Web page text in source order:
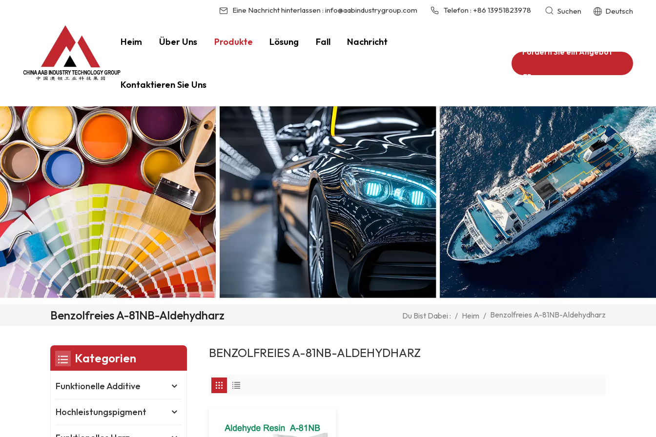
Eine Nachricht hinterlassen : info@aabindustrygroup.com Telefon : +86 13951823978 Suchen Deutsch
Heim Über Uns Produkte Lösung Fall Nachricht
Kontaktieren Sie Uns
Fordern Sie ein Angebot
an
Benzolfreies A-81NB-Aldehydharz Du Bist Dabei : / Heim / Benzolfreies A-81NB-Aldehydharz
BENZOLFREIES A-81NB-ALDEHYDHARZ
Kategorien
Funktionelle Additive
Hochleistungspigment